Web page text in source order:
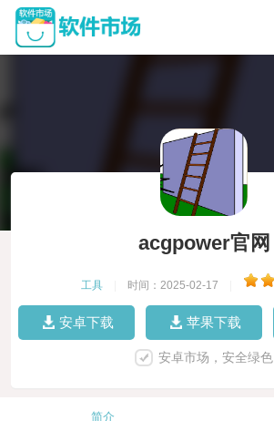
acgpower官网
工具 时间：2025-02-17
安卓下载 苹果下载
安卓市场，安全绿色
简介